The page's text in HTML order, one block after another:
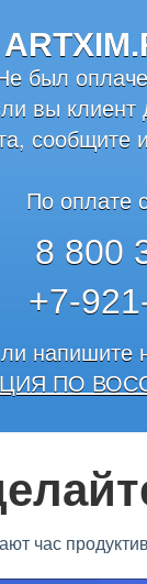
был
вы клиент
сообщите
По оплате
8 800
+7-
напишите
ПО
час